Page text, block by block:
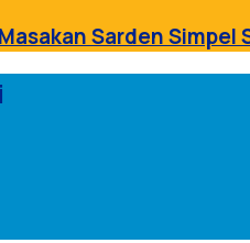
Sarden Simpel